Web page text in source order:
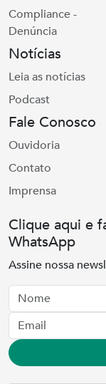
Compliance -
Denúncia
Notícias
Leia as notícias
Podcast
Fale Conosco
Ouvidoria
Contato
Imprensa
Clique aqui e
WhatsApp
Assine nossa
Nome
Email